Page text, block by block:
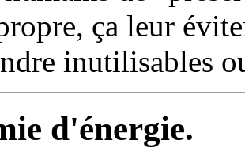
ça leur
inutilisables
d'énergie.